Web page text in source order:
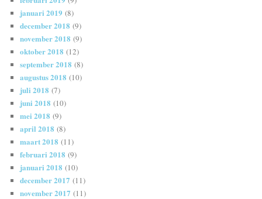
januari 2019 (8)
december 2018 (9)
november 2018 (9)
oktober 2018 (12)
september 2018 (8)
augustus 2018 (10)
juli 2018 (7)
juni 2018 (10)
mei 2018 (9)
april 2018 (8)
maart 2018 (11)
februari 2018 (9)
januari 2018 (10)
december 2017 (11)
november 2017 (11)